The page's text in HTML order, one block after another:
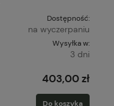
Dostępność:
na wyczerpaniu
Wysyłka w:
3 dni
403,00 zł
Do koszyka